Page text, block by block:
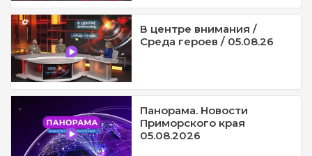
В центре внимания /
Среда героев / 05.08.26
Панорама. Новости
Приморского края
05.08.2026